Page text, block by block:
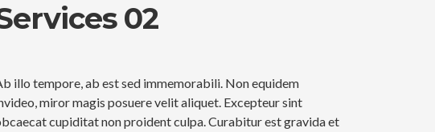
02
illo tempore, ab est sed immemorabili. Non equidem
miror magis posuere velit aliquet. Excepteur sint
cupiditat non proident culpa. Curabitur est gravida et